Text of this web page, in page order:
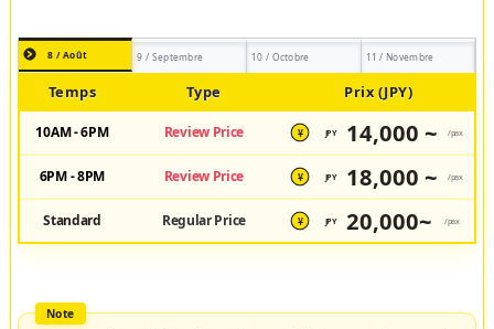
8 / Août 9 / Septembre 10 / Octobre 11 / Novembre
Temps Type Prix (JPY)
10AM - 6PM Review Price ¥ JPY 14,000 ~ /pax
6PM - 8PM Review Price ¥ JPY 18,000 ~ /pax
Standard Regular Price ¥ JPY 20,000~ /pax